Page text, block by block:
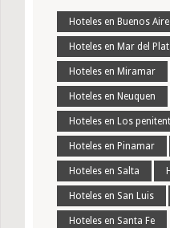
Hoteles en Buenos
Hoteles en Mar del
Hoteles en Miramar
Hoteles en Neuquen
Hoteles en Los
Hoteles en Pinamar
Hoteles en Salta
Hoteles en San Luis
Hoteles en Santa Fe